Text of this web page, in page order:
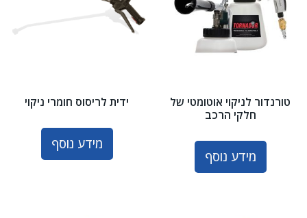
טורנדור לניקוי אוטומטי של
חלקי הרכב
מידע נוסף
ידית לריסוס חומרי ניקוי
מידע נוסף